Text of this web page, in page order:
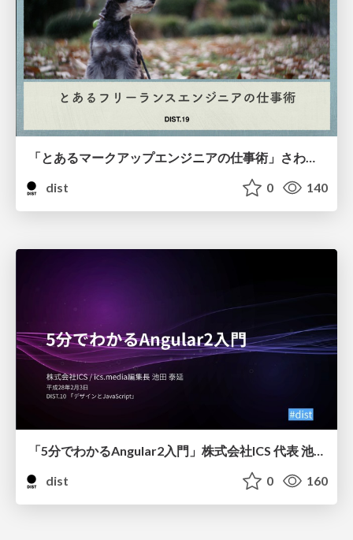
「とあるマークアップエンジニアの仕事術」さわだ えり
dist
0 140
「5分でわかるAngular2入門」株式会社ICS 代表 池田 泰延
dist
0 160